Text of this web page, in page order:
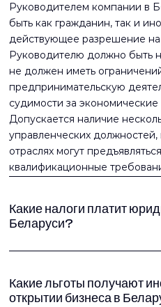
Руководителем компании в
быть как гражданин, так и
действующее разрешение на
Руководителю должно быть
не должен иметь
предпринимательскую
судимости за экономические
Допускается наличие
управленческих
отраслях могут
квалификационные
Какие налоги платит
Беларуси?
корпоративным подоходным
Какие льготы получают
открытии бизнеса в